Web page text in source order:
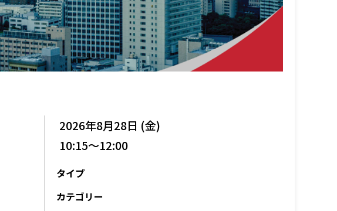
2026年8月28日 (金)
10:15～12:00
タイプ
カテゴリー